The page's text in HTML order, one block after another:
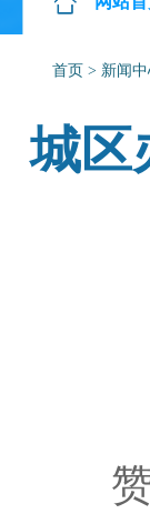
首页 > 新闻
城区